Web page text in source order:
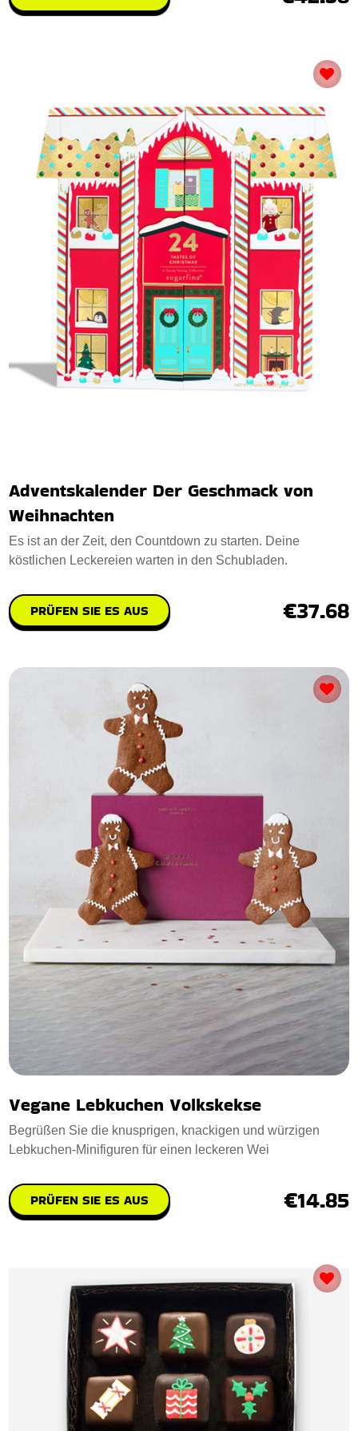
Adventskalender Der Geschmack von
Weihnachten
Es ist an der Zeit, den Countdown zu starten. Deine
köstlichen Leckereien warten in den Schubladen.
PRÜFEN SIE ES AUS €37.68
Vegane Lebkuchen Volkskekse
Begrüßen Sie die knusprigen, knackigen und würzigen
Lebkuchen-Minifiguren für einen leckeren Wei
PRÜFEN SIE ES AUS €14.85